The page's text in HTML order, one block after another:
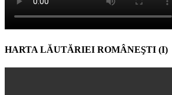
HARTA LĂUTĂRIEI ROMÂNEŞTI (I)